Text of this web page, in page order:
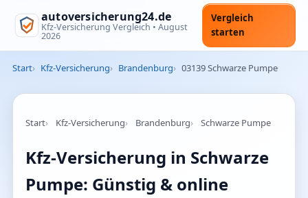
autoversicherung24.de
Kfz-Versicherung Vergleich • August
2026
Vergleich
starten
Start Kfz-Versicherung Brandenburg 03139 Schwarze Pumpe
Start Kfz-Versicherung Brandenburg Schwarze Pumpe
Kfz-Versicherung in Schwarze
Pumpe: Günstig & online